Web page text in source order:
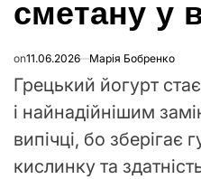
сметану у
on11.06.2026 Марія Бобренко
Грецький йогурт
і найнадійнішим
випічці, бо зберігає
кислинку та